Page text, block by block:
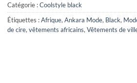
Catégorie :Coolstyle black
Étiquettes :Afrique, Ankara Mode, Black,
de cire, vêtements africains, Vêtements de